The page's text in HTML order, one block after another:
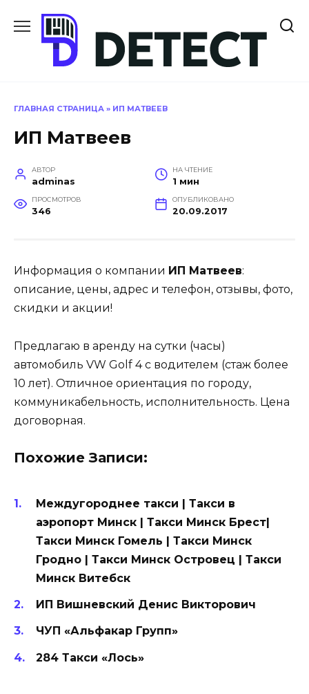
содержанию
ГЛАВНАЯ СТРАНИЦА » ИП МАТВЕЕВ
ИП Матвеев
АВТОР
adminas
НА ЧТЕНИЕ
1 мин
ПРОСМОТРОВ
346
ОПУБЛИКОВАНО
20.09.2017
Информация о компании ИП Матвеев:
описание, цены, адрес и телефон, отзывы, фото,
скидки и акции!
Предлагаю в аренду на сутки (часы)
автомобиль VW Golf 4 с водителем (стаж более
10 лет). Отличное ориентация по городу,
коммуникабельность, исполнительность. Цена
договорная.
Похожие Записи:
Междугороднее такси | Такси в
аэропорт Минск | Такси Минск Брест|
Такси Минск Гомель | Такси Минск
Гродно | Такси Минск Островец | Такси
Минск Витебск
ИП Вишневский Денис Викторович
ЧУП «Альфакар Групп»
284 Такси «Лось»